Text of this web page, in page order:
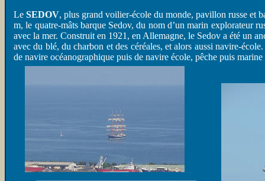
LeSEDOV, plus grand voilier-école du monde, pavillon russe et
m, le quatre-mâts barque Sedov, du nom d’un marin explorateur
avec la mer. Construit en 1921, en Allemagne, le Sedov a été un
avec du blé, du charbon et des céréales, et alors aussi navire-
de navire océanographique puis de navire école, pêche puis